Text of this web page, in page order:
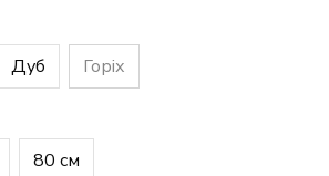
Дуб Горіх
80 см